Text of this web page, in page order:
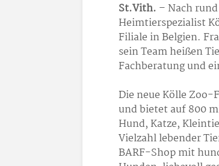
St.Vith. – Nach
Heimtierspezialist
Filiale in Belgien.
sein Team heißen
Fachberatung und
Die neue Kölle
und bietet auf 800
Hund, Katze,
Vielzahl lebender
BARF-Shop mit